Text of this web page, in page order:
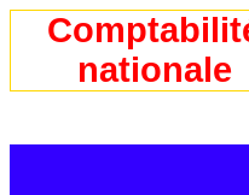
nationale